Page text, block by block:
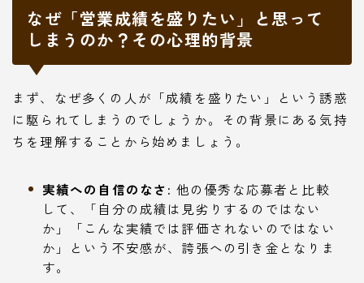
なぜ「営業成績を盛りたい」と思って
しまうのか？その心理的背景
まず、なぜ多くの人が「成績を盛りたい」という誘惑
に駆られてしまうのでしょうか。その背景にある気持
ちを理解することから始めましょう。
実績への自信のなさ: 他の優秀な応募者と比較
して、「自分の成績は見劣りするのではない
か」「こんな実績では評価されないのではない
か」という不安感が、誇張への引き金となりま
す。